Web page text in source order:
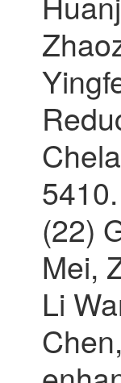
5410.
(22)
Mei,
Li